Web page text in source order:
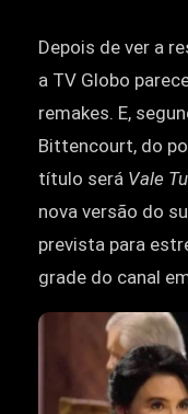
Depois de ver a
a TV Globo
remakes. E,
Bittencourt, do
título será Vale
nova versão do
prevista para
grade do canal